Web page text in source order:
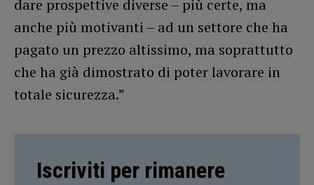
dare prospettive diverse – più certe, ma
anche più motivanti – ad un settore che ha
pagato un prezzo altissimo, ma soprattutto
che ha già dimostrato di poter lavorare in
totale sicurezza.”
Iscriviti per rimanere